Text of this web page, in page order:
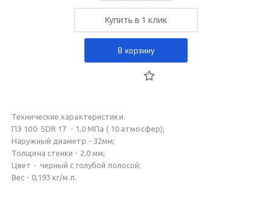
Купить в 1 клик
В корзину
Технические характеристики:
ПЭ 100 SDR 17 - 1,0 МПа ( 10 атмосфер);
Наружный диаметр - 32мм;
Толщина стенки - 2,0 мм;
Цвет - черный с голубой полосой;
Вес - 0,193 кг/м.п.